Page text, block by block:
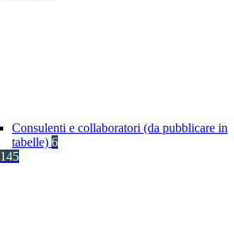
Consulenti e collaboratori (da pubblicare in
tabelle) 6
145